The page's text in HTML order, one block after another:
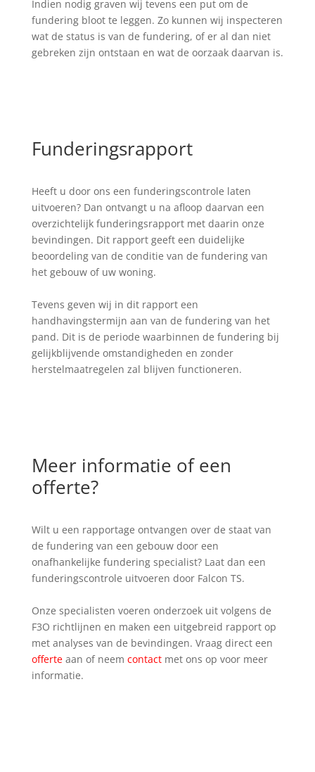
Indien nodig graven wij tevens een put om de
fundering bloot te leggen. Zo kunnen wij inspecteren
wat de status is van de fundering, of er al dan niet
gebreken zijn ontstaan en wat de oorzaak daarvan is.
Funderingsrapport
Heeft u door ons een funderingscontrole laten
uitvoeren? Dan ontvangt u na afloop daarvan een
overzichtelijk funderingsrapport met daarin onze
bevindingen. Dit rapport geeft een duidelijke
beoordeling van de conditie van de fundering van
het gebouw of uw woning.
Tevens geven wij in dit rapport een
handhavingstermijn aan van de fundering van het
pand. Dit is de periode waarbinnen de fundering bij
gelijkblijvende omstandigheden en zonder
herstelmaatregelen zal blijven functioneren.
Meer informatie of een
offerte?
Wilt u een rapportage ontvangen over de staat van
de fundering van een gebouw door een
onafhankelijke fundering specialist? Laat dan een
funderingscontrole uitvoeren door Falcon TS.
Onze specialisten voeren onderzoek uit volgens de
F3O richtlijnen en maken een uitgebreid rapport op
met analyses van de bevindingen. Vraag direct een
offerteaan of neem contactmet ons op voor meer
informatie.